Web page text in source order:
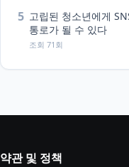
5 고립된 청소년에게
통로가 될 수 있다
조회 71회
약관 및 정책